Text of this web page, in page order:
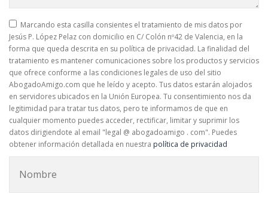
Marcando esta casilla consientes el tratamiento de mis datos por
Jesús P. López Pelaz con domicilio en C/ Colón nº42 de Valencia, en la
forma que queda descrita en su política de privacidad. La finalidad del
tratamiento es mantener comunicaciones sobre los productos y servicios
que ofrece conforme a las condiciones legales de uso del sitio
AbogadoAmigo.com que he leído y acepto. Tus datos estarán alojados
en servidores ubicados en la Unión Europea. Tu consentimiento nos da
legitimidad para tratar tus datos, pero te informamos de que en
cualquier momento puedes acceder, rectificar, limitar y suprimir los
datos dirigiendote al email "legal @ abogadoamigo . com". Puedes
obtener información detallada en nuestra política de privacidad